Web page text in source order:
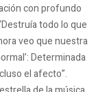
con profundo
todo lo que
veo que nuestra
Determinada
el afecto”.